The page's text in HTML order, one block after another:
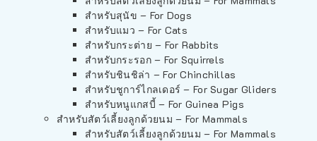
สำหรับสุนัข – For Dogs
สำหรับแมว – For Cats
สำหรับกระต่าย – For Rabbits
สำหรับกระรอก – For Squirrels
สำหรับชินชิล่า – For Chinchillas
สำหรับชูการ์ไกลเดอร์ – For Sugar Gliders
สำหรับหนูแกสบี้ – For Guinea Pigs
สำหรับสัตว์เลี้ยงลูกด้วยนม – For Mammals
สำหรับสัตว์เลี้ยงลูกด้วยนม – For Mammals